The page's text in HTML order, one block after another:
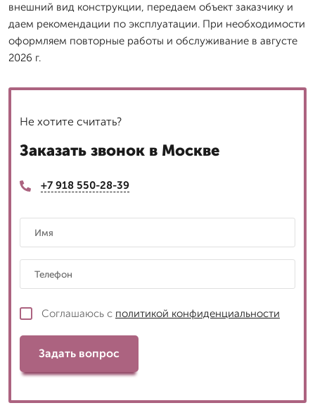
внешний вид конструкции, передаем объект заказчику и
даем рекомендации по эксплуатации. При необходимости
оформляем повторные работы и обслуживание в августе
2026 г.
Не хотите считать?
Заказать звонок в Москве
+7 918 550-28-39
Соглашаюсь с политикой конфиденциальности
Задать вопрос